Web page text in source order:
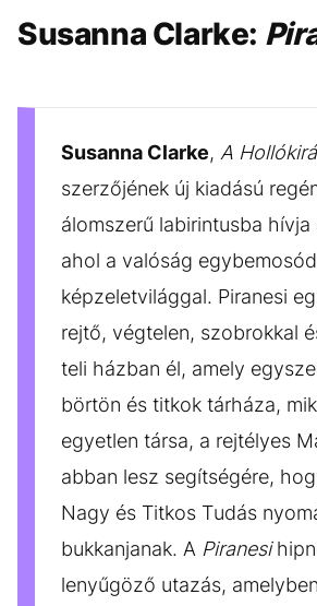
Susanna Clarke:
Susanna Clarke, A
szerzőjének új kiadású
álomszerű labirintusba hívja
ahol a valóság
képzeletvilággal. Piranesi
rejtő, végtelen, szobrokkal
teli házban él, amely
börtön és titkok tárháza,
egyetlen társa, a rejtélyes
abban lesz segítségére,
Nagy és Titkos Tudás
bukkanjanak. A Piranesi
lenyűgöző utazás,